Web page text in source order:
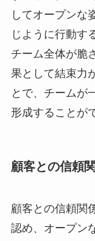
してオープンな
じように行動す
チーム全体が脆
果として結束力
とで、チームが
形成することが
顧客との信頼
顧客との信頼関
認め、オープン